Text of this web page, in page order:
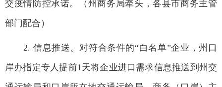
交疫情防控承诺。（州商务局牵头，各县市商务主管
部门配合）
2. 信息推送。对符合条件的“白名单”企业，州口
岸办指定专人提前1天将企业进口需求信息推送到州交